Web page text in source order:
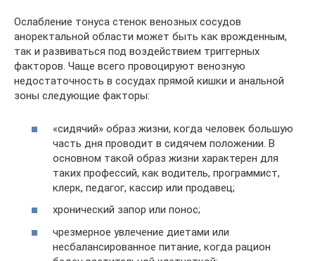
Ослабление тонуса стенок венозных сосудов
аноректальной области может быть как врожденным,
так и развиваться под воздействием триггерных
факторов. Чаще всего провоцируют венозную
недостаточность в сосудах прямой кишки и анальной
зоны следующие факторы:
«сидячий» образ жизни, когда человек большую
часть дня проводит в сидячем положении. В
основном такой образ жизни характерен для
таких профессий, как водитель, программист,
клерк, педагог, кассир или продавец;
хронический запор или понос;
чрезмерное увлечение диетами или
несбалансированное питание, когда рацион